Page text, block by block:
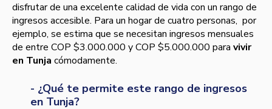
disfrutar de una excelente calidad de vida con un rango de
ingresos accesible. Para un hogar de cuatro personas, por
ejemplo, se estima que se necesitan ingresos mensuales
de entre COP $3.000.000 y COP $5.000.000 para vivir
en Tunja cómodamente.
- ¿Qué te permite este rango de ingresos
en Tunja?